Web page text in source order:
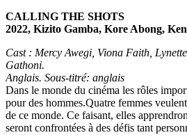
CALLING THE SHOTS
2022, Kizito Gamba, Kore Abong,
Cast : Mercy Awegi, Viona Faith,
Gathoni.
Anglais. Sous-titré: anglais
Dans le monde du cinéma les rôles
pour des hommes.Quatre femmes
de ce monde. Ce faisant, elles
seront confrontées à des défis tant